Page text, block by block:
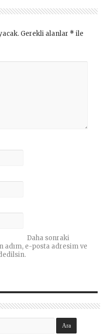
Gerekli alanlar * ile
Daha sonraki
adım, e-posta adresim ve